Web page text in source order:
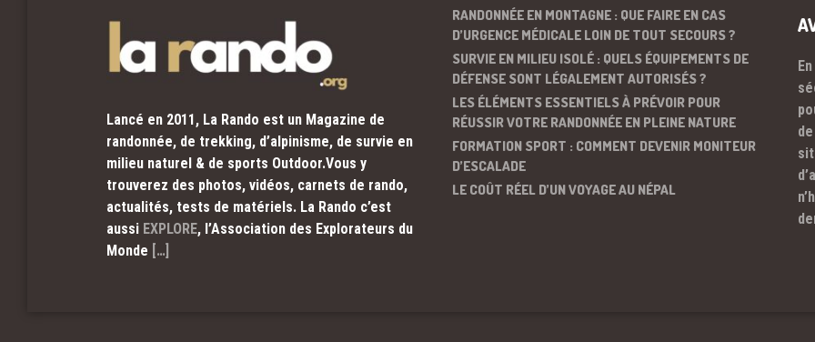
Lancé en 2011, La Rando est un Magazine de
randonnée, de trekking, d’alpinisme, de survie en
milieu naturel & de sports Outdoor.Vous y
trouverez des photos, vidéos, carnets de rando,
actualités, tests de matériels. La Rando c’est
aussi EXPLORE, l’Association des Explorateurs du
Monde […]
RANDONNÉE EN MONTAGNE : QUE FAIRE EN CAS
D’URGENCE MÉDICALE LOIN DE TOUT SECOURS ?
SURVIE EN MILIEU ISOLÉ : QUELS ÉQUIPEMENTS DE
DÉFENSE SONT LÉGALEMENT AUTORISÉS ?
LES ÉLÉMENTS ESSENTIELS À PRÉVOIR POUR
RÉUSSIR VOTRE RANDONNÉE EN PLEINE NATURE
FORMATION SPORT : COMMENT DEVENIR MONITEUR
D’ESCALADE
LE COÛT RÉEL D’UN VOYAGE AU NÉPAL